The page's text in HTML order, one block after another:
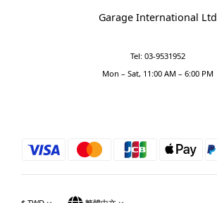
Garage International Ltd
Tel: 03-9531952
Mon – Sat, 11:00 AM – 6:00 PM